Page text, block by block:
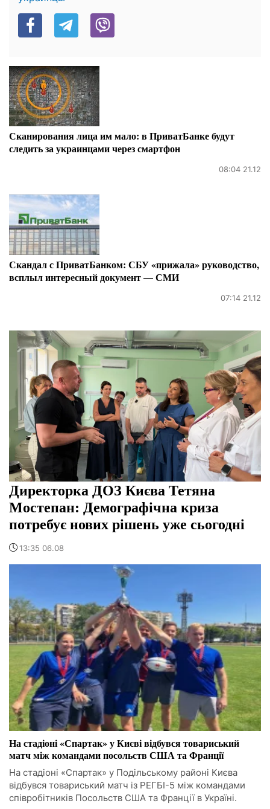
Сканирования лица им мало: в ПриватБанке будут
следить за украинцами через смартфон
08:04 21.12
Скандал с ПриватБанком: СБУ «прижала» руководство,
всплыл интересный документ — СМИ
07:14 21.12
Директорка ДОЗ Києва Тетяна
Мостепан: Демографічна криза
потребує нових рішень уже сьогодні
13:35 06.08
На стадіоні «Спартак» у Києві відбувся товариський
матч між командами посольств США та Франції
На стадіоні «Спартак» у Подільському районі Києва
відбувся товариський матч із РЕГБІ-5 між командами
співробітників Посольств США та Франції в Україні.